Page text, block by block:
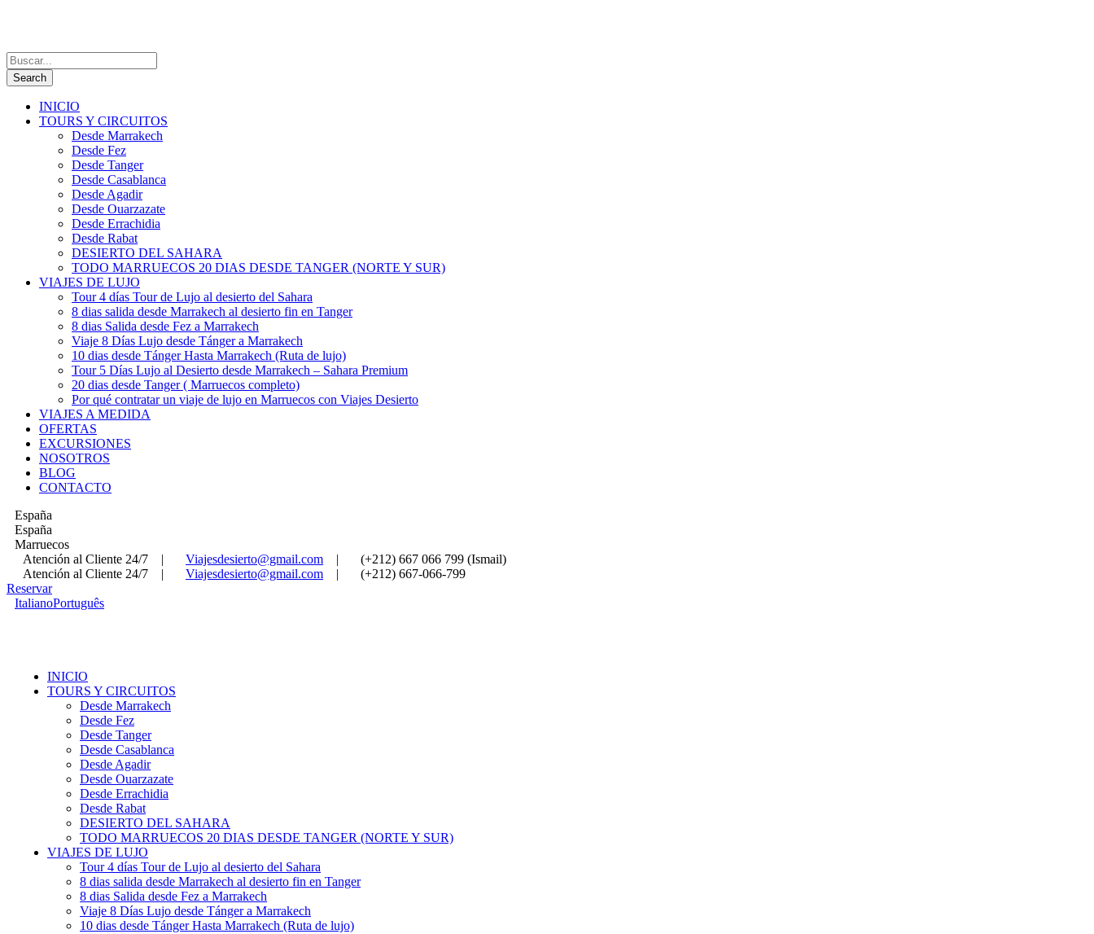
INICIO
TOURS Y CIRCUITOS
Desde Marrakech
Desde Fez
Desde Tanger
Desde Casablanca
Desde Agadir
Desde Ouarzazate
Desde Errachidia
Desde Rabat
DESIERTO DEL SAHARA
TODO MARRUECOS 20 DIAS DESDE TANGER (NORTE Y SUR)
VIAJES DE LUJO
Tour 4 días Tour de Lujo al desierto del Sahara
8 dias salida desde Marrakech al desierto fin en Tanger
8 dias Salida desde Fez a Marrakech
Viaje 8 Días Lujo desde Tánger a Marrakech
10 dias desde Tánger Hasta Marrakech (Ruta de lujo)
Tour 5 Días Lujo al Desierto desde Marrakech – Sahara Premium
20 dias desde Tanger ( Marruecos completo)
Por qué contratar un viaje de lujo en Marruecos con Viajes Desierto
VIAJES A MEDIDA
OFERTAS
EXCURSIONES
NOSOTROS
BLOG
CONTACTO
España
España
Marruecos
Atención al Cliente 24/7
| Viajesdesierto@gmail.com |
(+212) 667 066 799 (Ismail)
Atención al Cliente 24/7
| Viajesdesierto@gmail.com |
(+212) 667-066-799
Reservar
ItalianoPortuguês
INICIO
TOURS Y CIRCUITOS
Desde Marrakech
Desde Fez
Desde Tanger
Desde Casablanca
Desde Agadir
Desde Ouarzazate
Desde Errachidia
Desde Rabat
DESIERTO DEL SAHARA
TODO MARRUECOS 20 DIAS DESDE TANGER (NORTE Y SUR)
VIAJES DE LUJO
Tour 4 días Tour de Lujo al desierto del Sahara
8 dias salida desde Marrakech al desierto fin en Tanger
8 dias Salida desde Fez a Marrakech
Viaje 8 Días Lujo desde Tánger a Marrakech
10 dias desde Tánger Hasta Marrakech (Ruta de lujo)